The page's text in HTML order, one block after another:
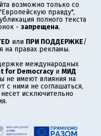
возможно только со
правду",
полного текста
- запрещена.
или ПРИ ПОДДЕРЖКЕ/
на правах рекламы.
международных
for Democracyи МИД
не имеют влияния на
с ними не соглашаться,
исключительно